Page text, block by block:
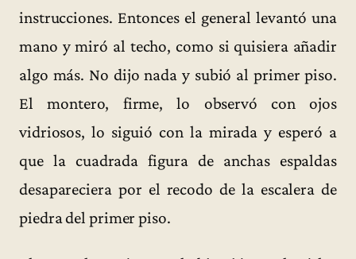
instrucciones. Entonces el general levantó una
mano y miró al techo, como si quisiera añadir
algo más. No dijo nada y subió al primer piso.
El montero, firme, lo observó con ojos
vidriosos, lo siguió con la mirada y esperó a
que la cuadrada figura de anchas espaldas
desapareciera por el recodo de la escalera de
piedra del primer piso.